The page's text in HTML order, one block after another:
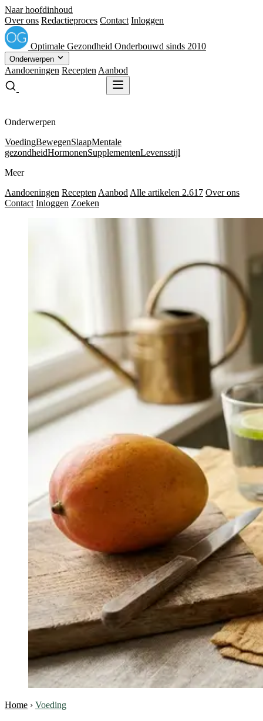
Naar hoofdinhoud
Over ons Redactieproces Contact Inloggen
Optimale Gezondheid Onderbouwd sinds 2010
Onderwerpen
Aandoeningen Recepten Aanbod
Onderwerpen
VoedingBewegenSlaapMentale
gezondheidHormonenSupplementenLevensstijl
Meer
Aandoeningen Recepten Aanbod Alle artikelen 2.617 Over ons
Contact Inloggen Zoeken
Home › Voeding